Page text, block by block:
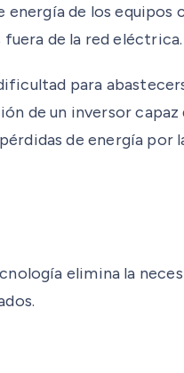
de los equipos
de la red eléctrica.
para
de un inversor capaz
de energía por
elimina la